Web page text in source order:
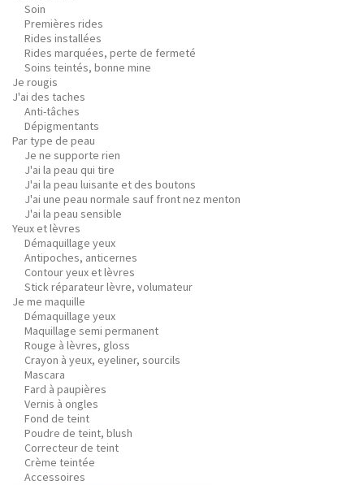
Soin
Premières rides
Rides installées
Rides marquées, perte de fermeté
Soins teintés, bonne mine
Je rougis
J'ai des taches
Anti-tâches
Dépigmentants
Par type de peau
Je ne supporte rien
J'ai la peau qui tire
J'ai la peau luisante et des boutons
J'ai une peau normale sauf front nez menton
J'ai la peau sensible
Yeux et lèvres
Démaquillage yeux
Antipoches, anticernes
Contour yeux et lèvres
Stick réparateur lèvre, volumateur
Je me maquille
Démaquillage yeux
Maquillage semi permanent
Rouge à lèvres, gloss
Crayon à yeux, eyeliner, sourcils
Mascara
Fard à paupières
Vernis à ongles
Fond de teint
Poudre de teint, blush
Correcteur de teint
Crème teintée
Accessoires